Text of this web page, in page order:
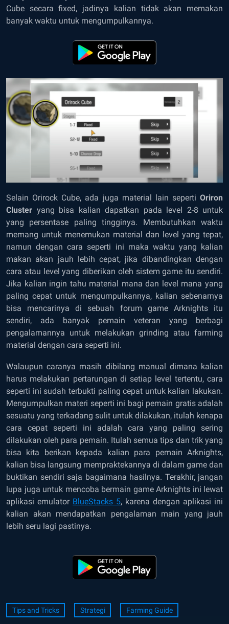
Cube secarafixed, jadinya kalian tidak akan memakan
banyak waktu untuk mengumpulkannya.
Selain Orirock Cube, ada juga material lain seperti Oriron
Cluster yang bisa kalian dapatkan pada level 2-8 untuk
yang persentase paling tingginya. Membutuhkan waktu
memang untuk menemukan material dan level yang tepat,
namun dengan cara seperti ini maka waktu yang kalian
makan akan jauh lebih cepat, jika dibandingkan dengan
cara atau level yang diberikan oleh sistem game itu sendiri.
Jika kalian ingin tahu material mana dan level mana yang
paling cepat untuk mengumpulkannya, kalian sebenarnya
bisa mencarinya di sebuah forum game Arknights itu
sendiri, ada banyak pemain veteran yang berbagi
pengalamannya untuk melakukan grinding atau farming
material dengan cara seperti ini.
Walaupun caranya masih dibilang manual dimana kalian
harus melakukan pertarungan di setiap level tertentu, cara
seperti ini sudah terbukti paling cepat untuk kalian lakukan.
Mengumpulkan materi seperti ini bagi pemain gratis adalah
sesuatu yang terkadang sulit untuk dilakukan, itulah kenapa
cara cepat seperti ini adalah cara yang paling sering
dilakukan oleh para pemain. Itulah semua tips dan trik yang
bisa kita berikan kepada kalian para pemain Arknights,
kalian bisa langsung mempraktekannya di dalam game dan
buktikan sendiri saja bagaimana hasilnya. Terakhir, jangan
lupa juga untuk mencoba bermain game Arknights ini lewat
aplikasi emulator BlueStacks 5, karena dengan aplikasi ini
kalian akan mendapatkan pengalaman main yang jauh
lebih seru lagi pastinya.
Tips and Tricks Strategi Farming Guide